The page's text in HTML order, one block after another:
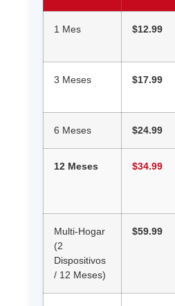
1 Mes $12.99
3 Meses $17.99
6 Meses $24.99
12 Meses $34.99
Multi-Hogar
(2
Dispositivos
/ 12 Meses)
$59.99